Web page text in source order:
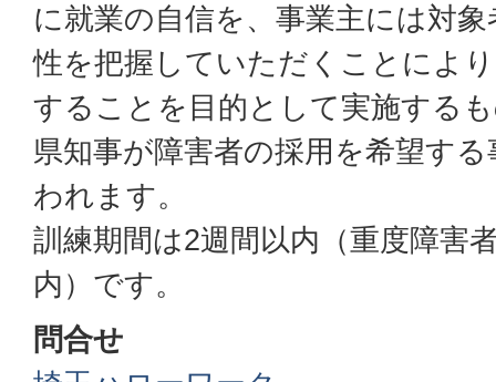
に就業の自信を、事業主には対
性を把握していただくことによ
することを目的として実施する
県知事が障害者の採用を希望す
われます。
訓練期間は2週間以内（重度障害
内）です。
問合せ